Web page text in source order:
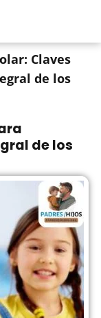
Claves
de los
de los